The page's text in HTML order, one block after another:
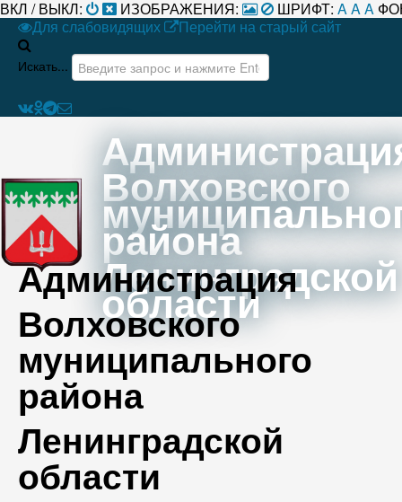
ВКЛ / ВЫКЛ: ИЗОБРАЖЕНИЯ: ШРИФТ: AAA
Для слабовидящих
Перейти на старый сайт
Искать...
Волховского
района
Ленинградской
области
Администрация
Волховского
муниципального
района
Ленинградской
области